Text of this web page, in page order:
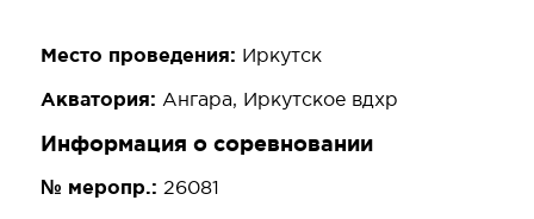
Место проведения: Иркутск
Акватория: Ангара, Иркутское вдхр
Информация о соревновании
№ меропр.: 26081